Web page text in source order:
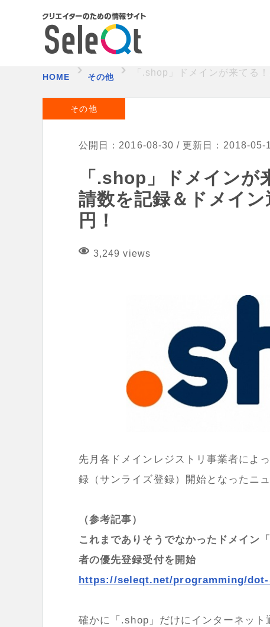
HOME その他 「.shop」ドメインが来てる
その他
公開日：2016-08-30 / 更新日：2018-05-
「.shop」ドメインが
請数を記録＆ドメイ
円！
3,249 views
先月各ドメインレジストリ事業者によ
録（サンライズ登録）開始となったニ
（参考記事）
これまでありそうでなかったドメイン
者の優先登録受付を開始
https://seleqt.net/programming/
確かに「.shop」だけにインターネッ